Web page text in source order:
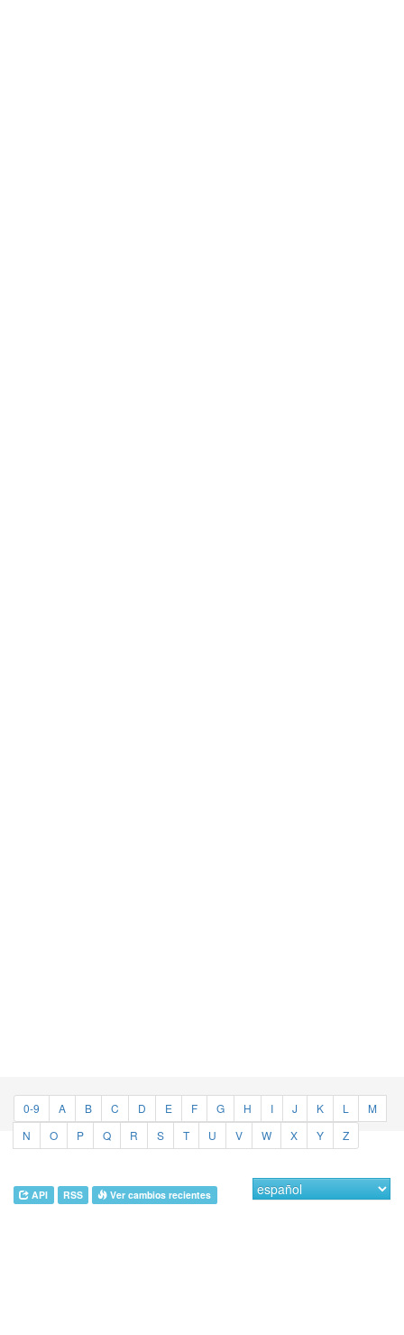
0-9 A B C D E F G H I J K L
M
N
O P Q R S T U V W X Y Z
API RSS Ver cambios recientes